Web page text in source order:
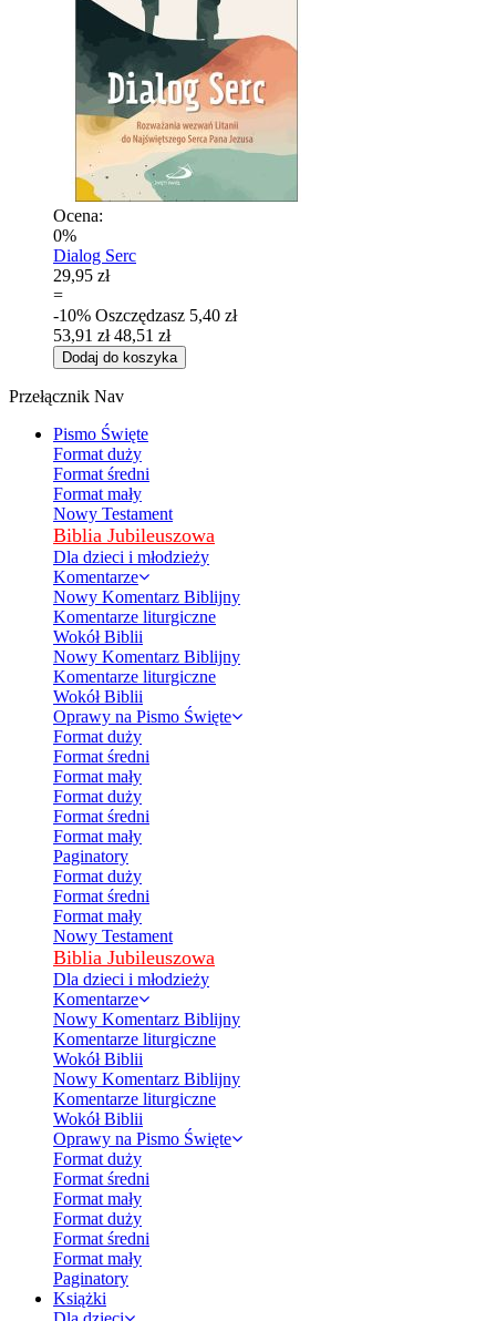
Ocena:
0%
Dialog Serc
29,95 zł
=
-10% Oszczędzasz 5,40 zł
53,91 zł 48,51 zł
Dodaj do koszyka
Przełącznik Nav
Pismo Święte
Format duży
Format średni
Format mały
Nowy Testament
Biblia Jubileuszowa
Dla dzieci i młodzieży
Komentarze
Nowy Komentarz Biblijny
Komentarze liturgiczne
Wokół Biblii
Nowy Komentarz Biblijny
Komentarze liturgiczne
Wokół Biblii
Oprawy na Pismo Święte
Format duży
Format średni
Format mały
Format duży
Format średni
Format mały
Paginatory
Format duży
Format średni
Format mały
Nowy Testament
Biblia Jubileuszowa
Dla dzieci i młodzieży
Komentarze
Nowy Komentarz Biblijny
Komentarze liturgiczne
Wokół Biblii
Nowy Komentarz Biblijny
Komentarze liturgiczne
Wokół Biblii
Oprawy na Pismo Święte
Format duży
Format średni
Format mały
Format duży
Format średni
Format mały
Paginatory
Książki